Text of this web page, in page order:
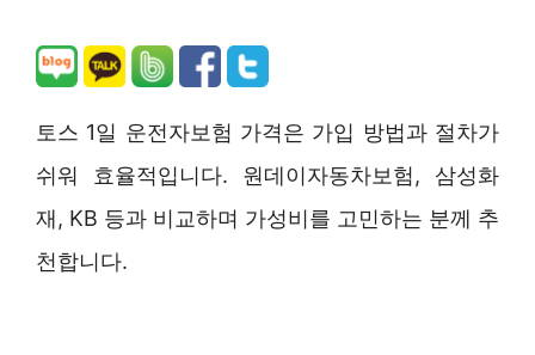
토스 1일 운전자보험 가격은 가입 방법과 절차가
쉬워 효율적입니다. 원데이자동차보험, 삼성화
재, KB 등과 비교하며 가성비를 고민하는 분께 추
천합니다.